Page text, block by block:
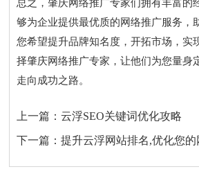
总之，肇庆网络推广专家们拥有丰富的
够为企业提供最优质的网络推广服务，
您希望提升品牌知名度，开拓市场，实
择肇庆网络推广专家，让他们为您量身
走向成功之路。
上一篇：云浮SEO关键词优化攻略
下一篇：提升云浮网站排名,优化您